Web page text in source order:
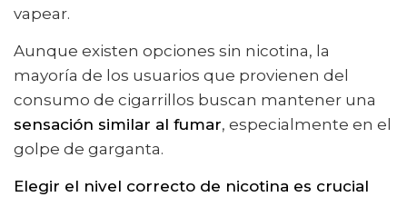
vapear.
Aunque existen opciones sin nicotina, la
mayoría de los usuarios que provienen del
consumo de cigarrillos buscan mantener una
sensación similar al fumar, especialmente en el
golpe de garganta.
Elegir el nivel correcto de nicotina es crucial